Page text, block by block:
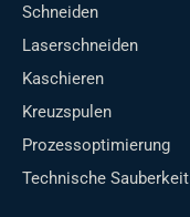
Schneiden
Laserschneiden
Kaschieren
Kreuzspulen
Prozessoptimierung
Technische Sauberkeit